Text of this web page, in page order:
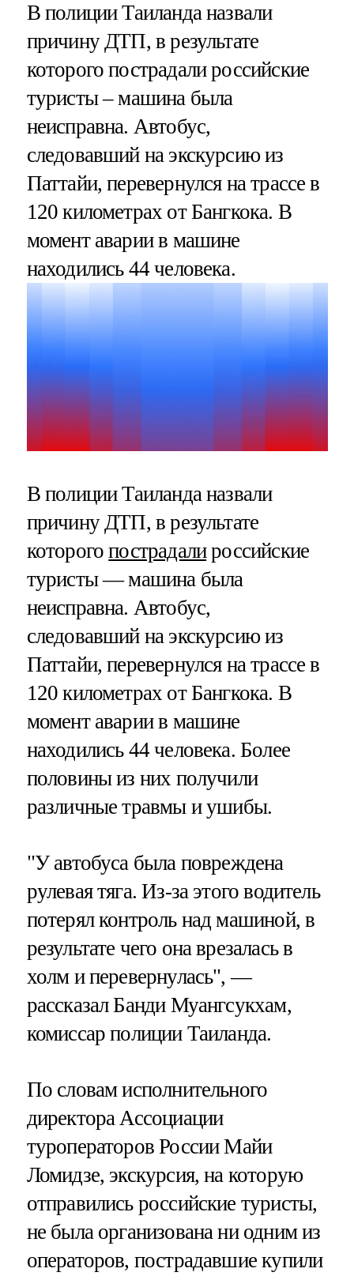
В полиции Таиланда назвали
причину ДТП, в результате
которого пострадали российские
туристы – машина была
неисправна. Автобус,
следовавший на экскурсию из
Паттайи, перевернулся на трассе в
120 километрах от Бангкока. В
момент аварии в машине
находились 44 человека.
В полиции Таиланда назвали
причину ДТП, в результате
которогопострадалироссийские
туристы — машина была
неисправна. Автобус,
следовавший на экскурсию из
Паттайи, перевернулся на трассе в
120 километрах от Бангкока. В
момент аварии в машине
находились 44 человека. Более
половины из них получили
различные травмы и ушибы.
"У автобуса была повреждена
рулевая тяга. Из-за этого водитель
потерял контроль над машиной, в
результате чего она врезалась в
холм и перевернулась", —
рассказал Банди Муангсукхам,
комиссар полиции Таиланда.
По словам исполнительного
директора Ассоциации
туроператоров России Майи
Ломидзе, экскурсия, на которую
отправились российские туристы,
не была организована ни одним из
операторов, пострадавшие купили